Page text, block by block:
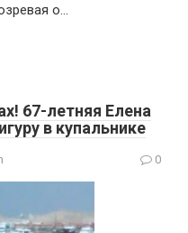
о…
67-летняя Елена
в купальнике
0